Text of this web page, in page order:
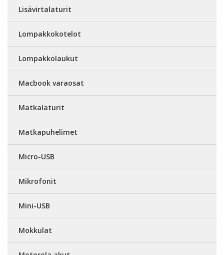
Lisävirtalaturit
Lompakkokotelot
Lompakkolaukut
Macbook varaosat
Matkalaturit
Matkapuhelimet
Micro-USB
Mikrofonit
Mini-USB
Mokkulat